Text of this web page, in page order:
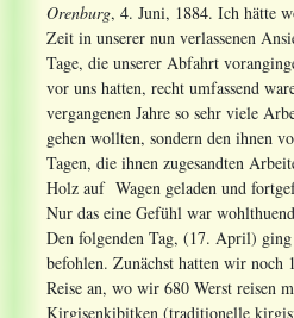
Orenburg, 4. Juni, 1884. Ich hätte
Zeit in unserer nun verlassenen
Tage, die unserer Abfahrt
vor uns hatten, recht umfassend
vergangenen Jahre so sehr viele
gehen wollten, sondern den ihnen
Tagen, die ihnen zugesandten
Holz auf Wagen geladen und
Nur das eine Gefühl war
Den folgenden Tag, (17. April) ging
befohlen. Zunächst hatten wir noch
Reise an, wo wir 680 Werst reisen
Kirgisenkibitken (traditionelle